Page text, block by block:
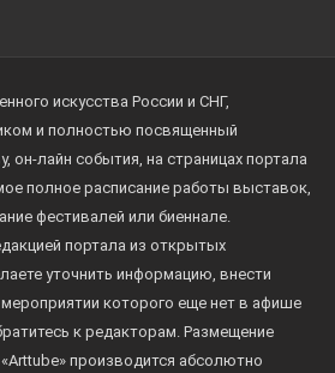
искусства России и СНГ,
и полностью посвященный
он-лайн события, на страницах портала
полное расписание работы выставок,
фестивалей или биеннале.
портала из открытых
уточнить информацию, внести
которого еще нет в афише
к редакторам. Размещение
производится абсолютно